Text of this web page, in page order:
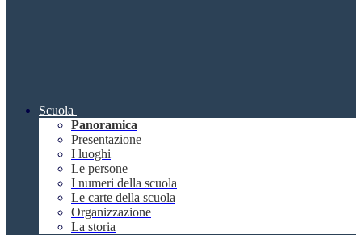
Scuola
Panoramica
Presentazione
I luoghi
Le persone
I numeri della scuola
Le carte della scuola
Organizzazione
La storia